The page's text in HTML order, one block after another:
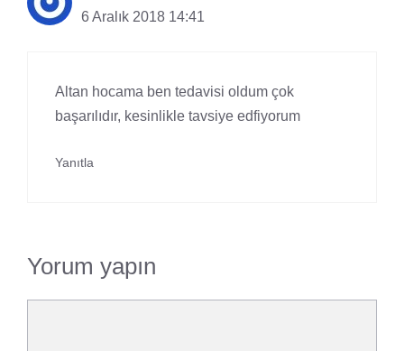
6 Aralık 2018 14:41
Altan hocama ben tedavisi oldum çok
başarılıdır, kesinlikle tavsiye edfiyorum
Yanıtla
Yorum yapın